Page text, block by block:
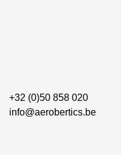
+32 (0)50 858 020
info@aerobertics.be